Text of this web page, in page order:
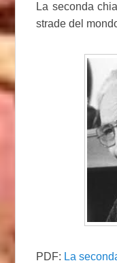
La seconda
strade del
PDF: La